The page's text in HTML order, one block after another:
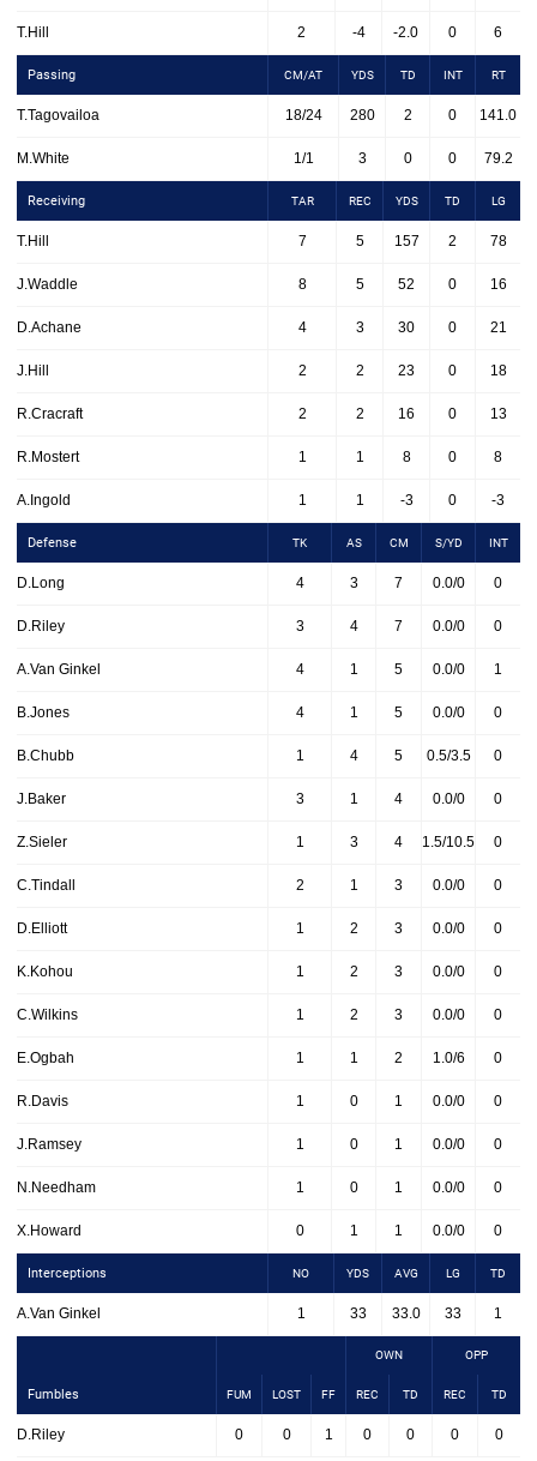
T.Hill 2 -4 -2.0 0 6
Passing CM/AT YDS TD INT RT
T.Tagovailoa 18/24 280 2 0 141.0
M.White 1/1 3 0 0 79.2
Receiving TAR REC YDS TD LG
T.Hill 7 5 157 2 78
J.Waddle 8 5 52 0 16
D.Achane 4 3 30 0 21
J.Hill 2 2 23 0 18
R.Cracraft 2 2 16 0 13
R.Mostert 1 1 8 0 8
A.Ingold 1 1 -3 0 -3
Defense TK AS CM S/YD INT
D.Long 4 3 7 0.0/0 0
D.Riley 3 4 7 0.0/0 0
A.Van Ginkel 4 1 5 0.0/0 1
B.Jones 4 1 5 0.0/0 0
B.Chubb 1 4 5 0.5/3.5 0
J.Baker 3 1 4 0.0/0 0
Z.Sieler 1 3 4 1.5/10.5 0
C.Tindall 2 1 3 0.0/0 0
D.Elliott 1 2 3 0.0/0 0
K.Kohou 1 2 3 0.0/0 0
C.Wilkins 1 2 3 0.0/0 0
E.Ogbah 1 1 2 1.0/6 0
R.Davis 1 0 1 0.0/0 0
J.Ramsey 1 0 1 0.0/0 0
N.Needham 1 0 1 0.0/0 0
X.Howard 0 1 1 0.0/0 0
Interceptions NO YDS AVG LG TD
A.Van Ginkel 1 33 33.0 33 1
OWN OPP
Fumbles FUM LOST FF REC TD REC TD
D.Riley 0 0 1 0 0 0 0